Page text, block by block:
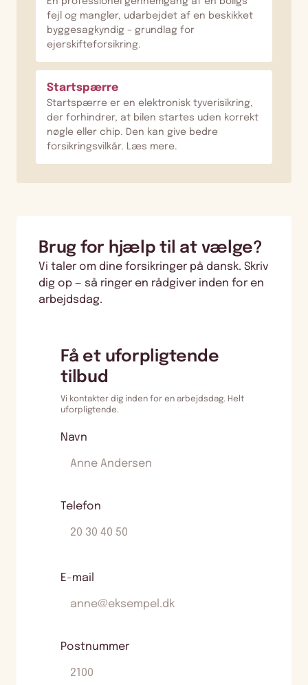
fejl og mangler, udarbejdet af en beskikket
byggesagkyndig – grundlag for
ejerskifteforsikring.
Startspærre
Startspærre er en elektronisk tyverisikring,
der forhindrer, at bilen startes uden korrekt
nøgle eller chip. Den kan give bedre
forsikringsvilkår. Læs mere.
Brug for hjælp til at vælge?
Vi taler om dine forsikringer på dansk. Skriv
dig op — så ringer en rådgiver inden for en
arbejdsdag.
Få et uforpligtende
tilbud
Vi kontakter dig inden for en arbejdsdag. Helt
uforpligtende.
Navn
Telefon
E-mail
Postnummer